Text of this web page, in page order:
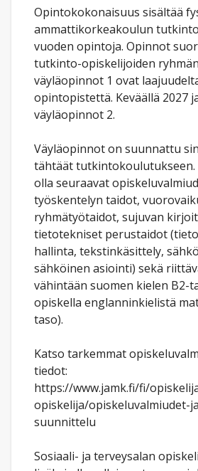
Opintokokonaisuus sisältää
ammattikorkeakoulun
vuoden opintoja. Opinnot
tutkinto-opiskelijoiden
väyläopinnot 1 ovat
opintopistettä. Keväällä 2027
väyläopinnot 2.
Väyläopinnot on suunnattu
tähtäät tutkintokoulutukseen.
olla seuraavat
työskentelyn taidot,
ryhmätyötaidot, sujuvan
tietotekniset perustaidot
hallinta, tekstinkäsittely,
sähköinen asiointi) sekä
vähintään suomen kielen B2-
opiskella englanninkielistä
taso).
Katso tarkemmat
tiedot:
https://www.jamk.fi/fi/
opiskelija/opiskeluvalmiudet-
suunnittelu
Sosiaali- ja terveysalan